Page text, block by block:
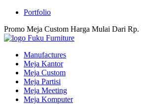
Portfolio
Promo Meja Custom Harga Mulai Dari Rp.
Manufactures
Meja Kantor
Meja Custom
Meja Partisi
Meja Meeting
Meja Komputer